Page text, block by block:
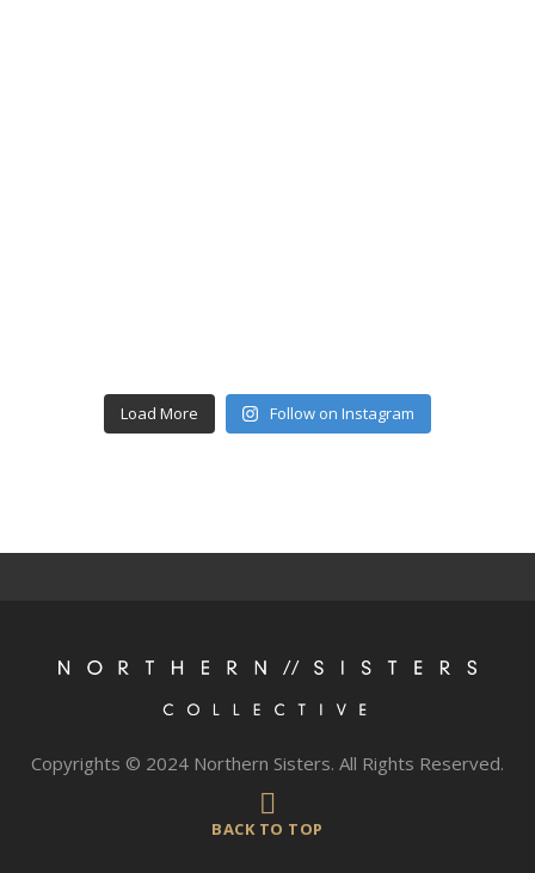
Load More Follow on Instagram
Copyrights © 2024 Northern Sisters. All Rights Reserved.
BACK TO TOP